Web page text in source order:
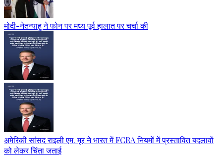
मोदी-नेतन्याहू ने फोन पर मध्य पूर्व हालात पर चर्चा की
अमेरिकी सांसद राइली एम. मूर ने भारत में FCRA नियमों में प्रस्तावित बदलावों
को लेकर चिंता जताई